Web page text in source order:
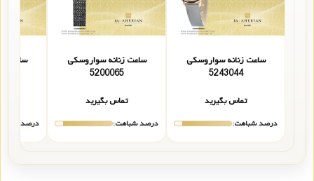
ساعت زنانه سواروسکی
5243044
تماس بگیرید
درصد شباهت:
ساعت زنانه سواروسکی
5200065
تماس بگیرید
درصد شباهت:
ساعت
درصد